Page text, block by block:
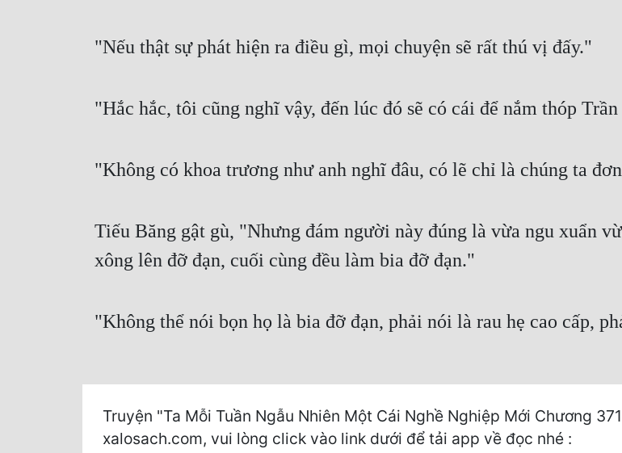
"Nếu thật sự phát hiện ra điều gì, mọi chuyện sẽ rất thú vị đấy."
"Hắc hắc, tôi cũng nghĩ vậy, đến lúc đó sẽ có cái để nắm thóp
"Không có khoa trương như anh nghĩ đâu, có lẽ chỉ là chúng ta
Tiếu Băng gật gù, "Nhưng đám người này đúng là vừa ngu xuẩn
xông lên đỡ đạn, cuối cùng đều làm bia đỡ đạn."
"Không thể nói bọn họ là bia đỡ đạn, phải nói là rau hẹ cao cấp,
Truyện "Ta Mỗi Tuần Ngẫu Nhiên Một Cái Nghề Nghiệp Mới Chương
xalosach.com, vui lòng click vào link dưới để tải app về đọc nhé :